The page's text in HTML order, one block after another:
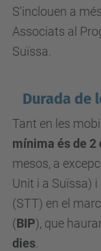
S'inclouen a
Associats al
Suïssa.
Durada de
Tant en les
mínima és de 2
mesos, a
Unit i a Suïssa)
(STT) en el
(BIP), que
dies